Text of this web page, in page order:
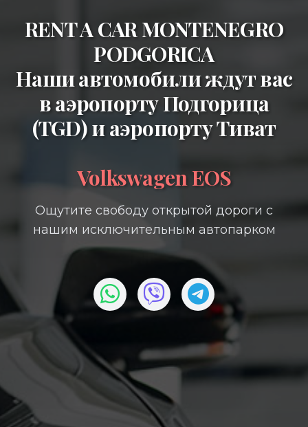
RENT A CAR MONTENEGRO
PODGORICA
Наши автомобили ждут вас
ваэропорту Подгорица
(TGD)иаэропорту Тиват
Volkswagen EOS
Ощутите свободу открытой дороги с
нашим исключительным автопарком